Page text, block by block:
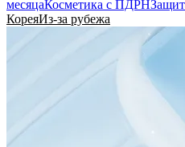
месяцаКосметика с ПДРН
КореяИз-за рубежа